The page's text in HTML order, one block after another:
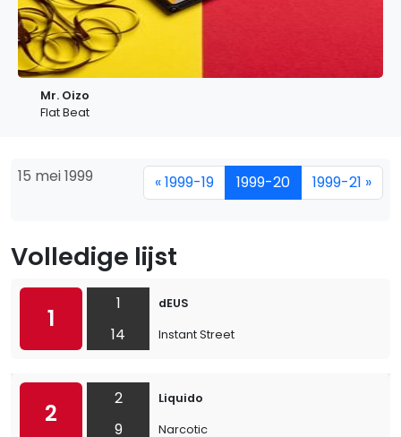
Mr. Oizo
Flat Beat
15 mei 1999 « 1999-19 1999-20 1999-21 »
Volledige lijst
1
1
14
dEUS
Instant Street
2
2
9
Liquido
Narcotic